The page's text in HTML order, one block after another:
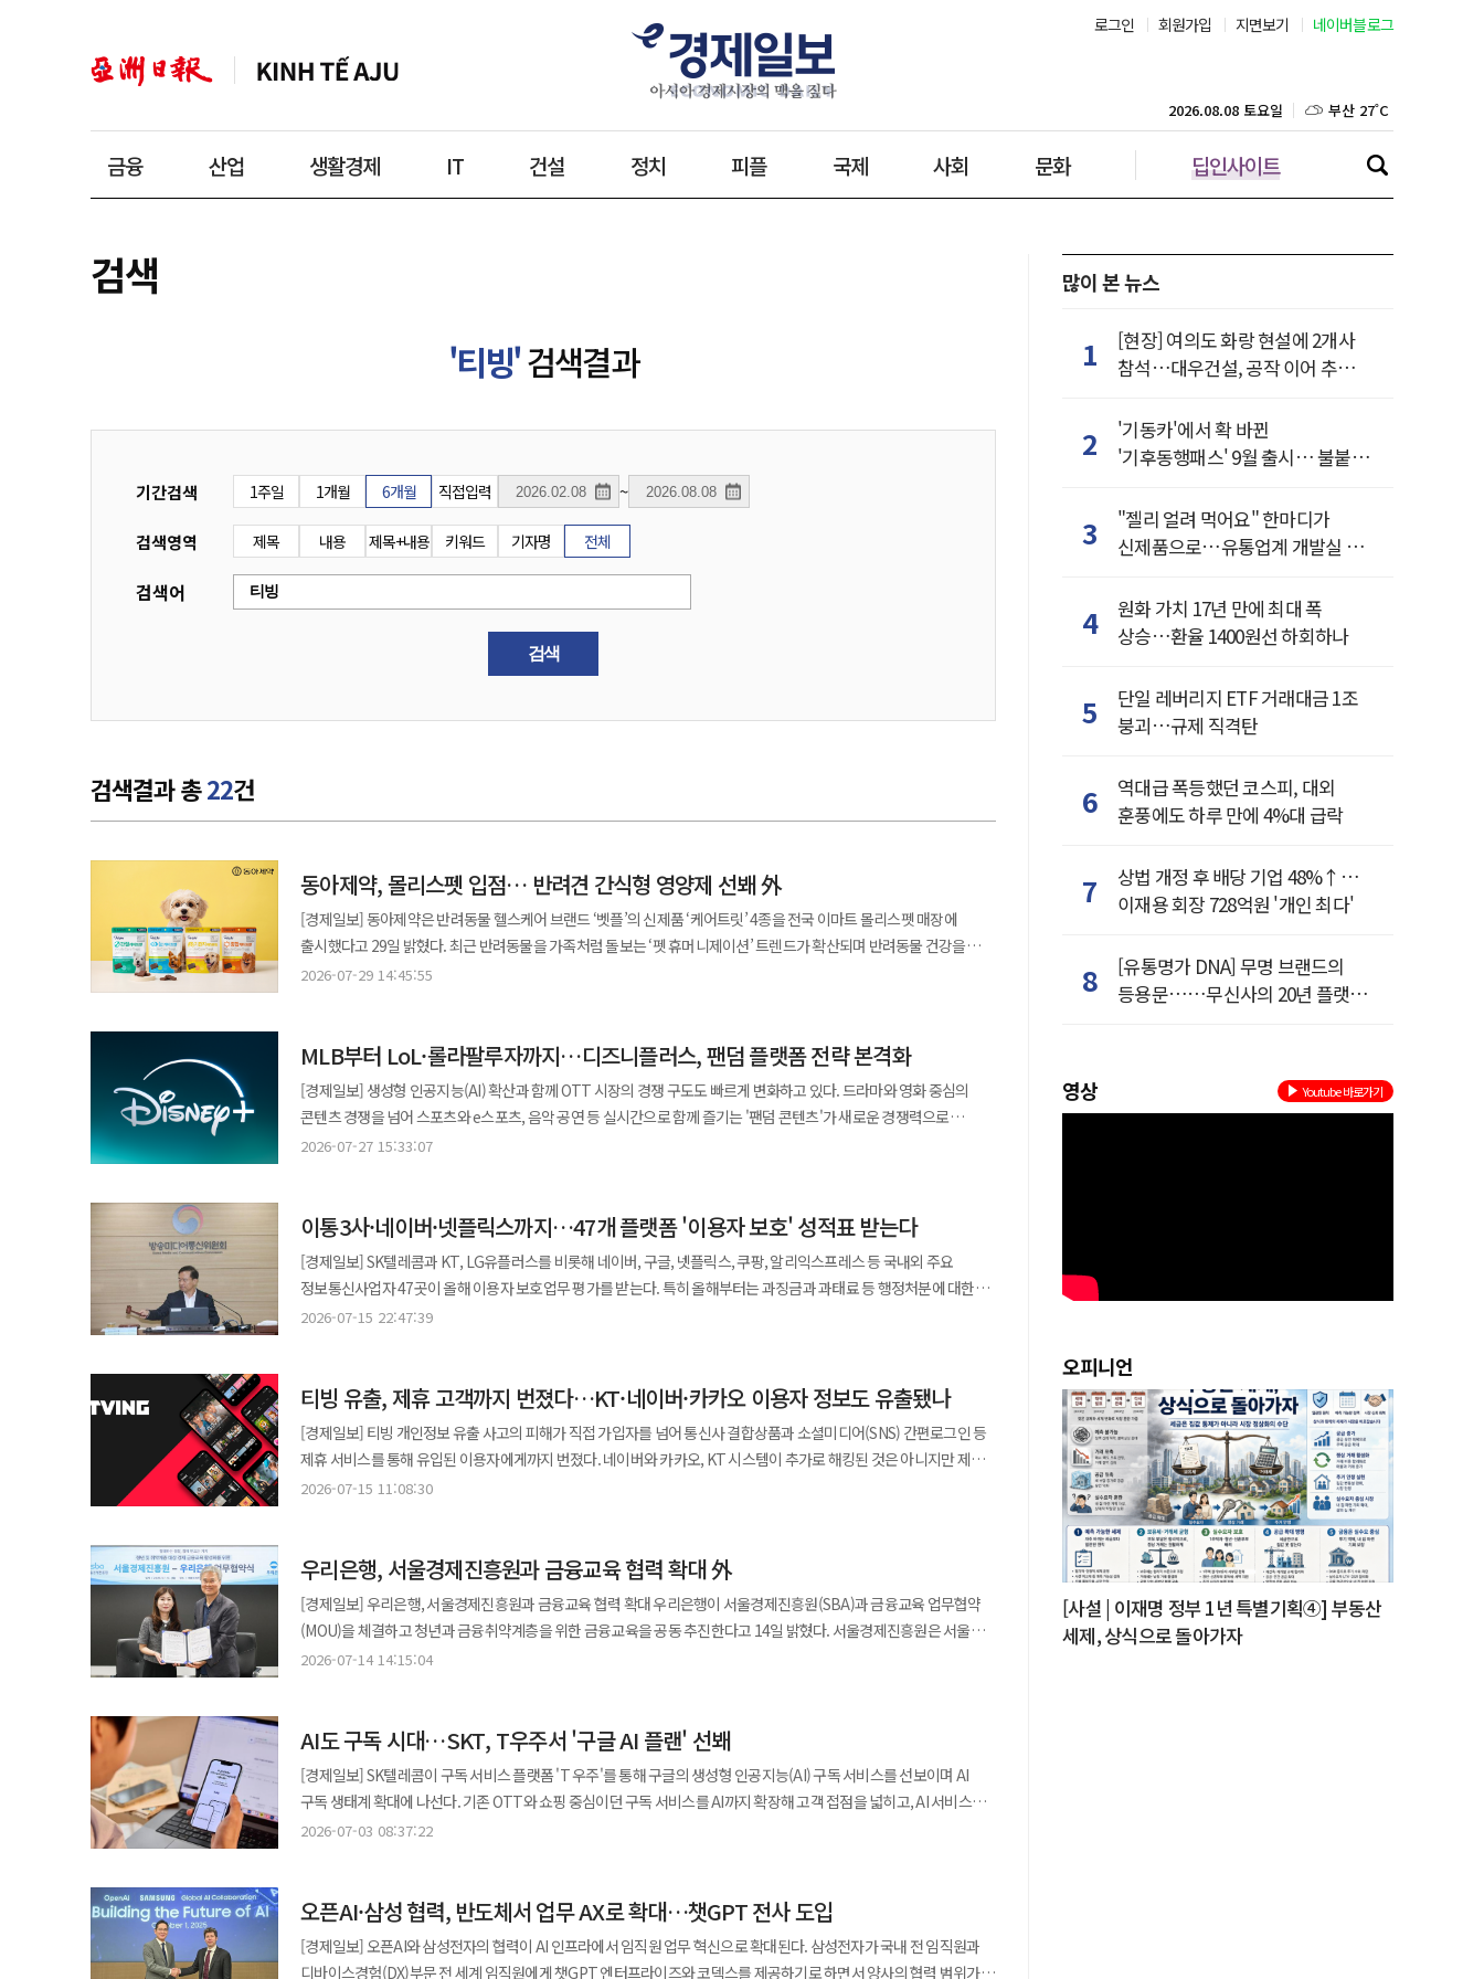
로그인 회원가입 지면보기 네이버블로그
금융 산업 생활경제 IT 건설 정치 피플 국제 사회 문화 딥인사이트
2026.08.08 토요일 대구 25˚C
인천 28˚C
울산 25˚C
검색
'티빙'검색결과
기간검색 1주일 1개월 6개월 직접입력 ~
검색영역 제목 내용 제목+내용 키워드 기자명 전체
검색어
검색
검색결과 총22건
​​​​​​​동아제약, 몰리스펫 입점… 반려견 간식형 영양제 선봬 外
[경제일보] 동아제약은 반려동물 헬스케어 브랜드 ‘벳플’의 신제품 ‘케어트릿’ 4종을 전국 이마트 몰리스펫 매장에
출시했다고 29일 밝혔다. 최근 반려동물을 가족처럼 돌보는 ‘펫 휴머니제이션’ 트렌드가 확산되며 반려동물 건강을
체계적으로 관리하려는 수요가 증가하고 있다. 이에 동아제약은 이마트 몰리스펫을 통해 소비자 접점을 확대했다. 벳플
삼백초, 브로멜라인, 도라지를 종합 제품은 비타민합제, 초유, 타우린을 함유했다. 전 제품에는 면역 특허원료
‘이뮤노힐’을 적용했으며 100% 국내 생산과 4 FREE 처방으로 안전성을 높였다. 또한 닭고기 기반 저키 타입과 개별
포장으로 기호성과 편의성을 강화했다. 동아제약은 “반려견 건강 관리를 쉽고 맛있게 돕기 위해 기획한 제품”이라며
“앞으로도 다양한 헰스케어 제품을 선보일 계획”이라고 말했다. ◆유한양행, 마그비 통합 광고 온에어…액상·캡슐 동시
공략 유한양행은 마그네슘 일반의약품 브랜드 ‘마그비’의 통합 광고 캠페인을 온에어했다고 29일 밝혔다. 이번 캠페인은
OTT(티빙), 옥외광고, 디지털 미디어 등 다양한 채널에서 전개되며 배우 곽시양이 모델로 참여했다. “필요할 때
마그비”를 콘셉트로 제형별로 적합한 복용 상황을 제시한다. 마그비맥스는 마그네슘과 비타민 B군 등을 고함량으로
담아 근육 경련, 피로, 결림 등 완화에 도움을 주며 마그비스피드는 빠른 흡수와 복용 편의성으로 고령층과 스포츠
활동층에서 호응을 얻고 있다. 유한양행은 이번 캠페인을 통해 마그비 브랜드 경쟁력을 강화하고 연매출 300억원
달성을 목표로 하고 있다. ◆동국제약 ‘마이팝 푸룬’, 출시 8일 만에 품절 동국제약은 다이소 전용 건강관리 음료 ‘마이팝
식이섬유가 풍부해 간편한 건강 관리에 적합하다. 다이소 최초의 푸룬주스로 헬시 플레저 트렌드와 맞물려 2040 여성층
중심으로 수요가 증가하고 있다. 동국제약은 향후 다이소 채널에 맞춘 웰니스 제품을 지속 확대할 계획이다. 한편
마이팝은 푸룬 외에도 홍삼, 매실 등 다양한 이중제형 음료 라인업으로 구성돼 있다.
2026-07-29 14:45:55
MLB부터 LoL·롤라팔루자까지…디즈니플러스, 팬덤 플랫폼 전략 본격화
[경제일보] 생성형 인공지능(AI) 확산과 함께 OTT 시장의 경쟁 구도도 빠르게 변화하고 있다. 드라마와 영화 중심의
콘텐츠 경쟁을 넘어 스포츠와 e스포츠, 음악 공연 등 실시간으로 함께 즐기는 '팬덤 콘텐츠'가 새로운 경쟁력으로
떠오르는 가운데, 디즈니플러스가 메이저리그 베이스볼(MLB)과 리그 오브 레전드(LoL), 글로벌 음악 페스티벌 등
등을 국내에서 선보인다고 밝혔다. 스포츠와 e스포츠, 음악 콘텐츠를 아우르는 실시간 콘텐츠를 통해 같은 관심사를
가진 팬들이 함께 즐길 수 있는 환경을 마련하고, 보다 풍성한 엔터테인먼트 경험을 제공한다는 전략으로 풀이된다. 최근
OTT 시장은 콘텐츠 경쟁의 무게 중심이 변화하고 있다. 단순히 얼마나 많은 오리지널 콘텐츠를 확보했는지를 넘어
스포츠와 공연 등 실시간으로 소비되는 콘텐츠를 얼마나 확보할 수 있는지가 중요한 경쟁 요소로 부상하고 있는 것이다.
팬들이 경기 결과와 공연 장면을 실시간으로 공유하고 함께 소비하는 문화가 확산되면서 팬덤 기반 라이브 콘텐츠가
티빙이 KBO 리그 중계, 쿠팡플레이가 잉글랜드 프리미어리그(EPL)를 앞세워 스포츠 팬덤을 확보하고 있다. OTT
시장이 영화와 드라마를 넘어 스포츠와 라이브 콘텐츠 경쟁으로 확장되고 있는 것이다. 이에 디즈니플러스 역시 해당
흐름에 맞춰 스포츠와 e스포츠, 음악을 아우르는 팬덤 콘텐츠 강화에 속도를 내고 있다. 앞서 디즈니플러스는 최근 일부
ESPN 콘텐츠 제공을 시작한 데 이어 스포티비와의 협약을 통해 MLB 라인업을 확대한다. 디즈니플러스는 오는
계획이다. 디즈니플러스는 MLB가 국내 야구 팬층의 높은 관심을 받고 있는 만큼 스포츠 팬덤 확보에도 긍정적인 효과를
거둘 것으로 전망하고 있다. e스포츠 콘텐츠 확대에도 나선다. 디즈니플러스는 한국e스포츠협회(KeSPA)와의 협업을
통해 국내 유일의 LoL 단기 컵 대회인 '2026 LoL KeSPA CUP' 전 경기를 글로벌 독점 생중계하고 있다. 지난 20일
등 다양한 볼거리도 제공한다. 글로벌 팬덤을 보유한 LoL 콘텐츠를 통해 국내는 물론 글로벌 이용자들과의 접점을
확대하겠다는 전략으로 분석된다. 음악 팬들을 위한 라이브 콘텐츠도 확대된다. 디즈니플러스는 지난달 보나루 뮤직 앤
아트 페스티벌 생중계에 이어 한국 시간 기준 오는 31일부터 내달 3일까지 미국 대형 음악 축제인 롤라팔루자를
선보인다. 이어 오는 10월 3일부터 5일까지는 오스틴 시티 리미츠 뮤직 페스티벌을 생중계할 예정이다. 세계적인
아티스트들이 참여하는 글로벌 음악 축제를 현장을 찾지 않고도 즐길 수 있도록 해 글로벌 음악 팬들에게 새로운 라이브
이용자들이 실시간으로 반응을 공유하고 함께 시청하는 특성이 강해 플랫폼에 대한 충성도를 높이는 효과가 크며, 같은
관심사를 가진 팬들이 콘텐츠를 중심으로 연결되면서 자연스럽게 커뮤니티와 팬덤이 형성되는 구조다. 디즈니플러스는
이번 콘텐츠 확대를 통해 실시간 팬덤 콘텐츠 경쟁력을 강화하고 차별화된 엔터테인먼트 경험을 제공해 나간다는
2026-07-27 15:33:07
이통3사·네이버·넷플릭스까지…47개 플랫폼 '이용자 보호' 성적표 받는다
[경제일보] SK텔레콤과 KT, LG유플러스를 비롯해 네이버, 구글, 넷플릭스, 쿠팡, 알리익스프레스 등 국내외 주요
정보통신사업자 47곳이 올해 이용자 보호업무 평가를 받는다. 특히 올해부터는 과징금과 과태료 등 행정처분에 대한
감점이 강화되고 실제 이용자 피해 사례가 평가에 더욱 직접 반영되면서 사업자의 이용자 보호 역량이 한층 엄격하게
이용자 피해 예방과 민원 처리, 서비스 개선 노력을 종합적으로 평가하는 제도다. ◆ 이통3사부터 구글·넷플릭스·
쿠팡까지…47개 사업자 대상 올해 평가 대상은 총 47개 사업자다. 기간통신사업자는 이동통신, 초고속인터넷, 알뜰폰
등 3개 분야 21개 기업이 포함됐다. 이동통신 분야에서는 SK텔레콤, KT, LG유플러스가 평가를 받는다. 초고속인터넷은
KT, LG유플러스, SK텔레콤, SK브로드밴드, LG헬로비전, 딜라이브, KT HCN, CMB가 대상이다. 알뜰폰 분야에서는
KT엠모바일, SK텔링크, LG헬로비전, 미디어로그, KT스카이라이프, KB국민은행, 프리텔레콤, 한국케이블텔레콤,
인스타그램, 페이스북, OTT는 유튜브, 넷플릭스, 티빙, 쿠팡플레이가 평가받는다. 쇼핑 분야는 쿠팡, 네이버스토어,
11번가, 알리익스프레스, 테무가 포함됐으며, 개인방송은 숲(SOOP)과 네이버 치지직, 배달은 배달의민족과 요기요,
모빌리티는 카카오모빌리티, 중고거래는 당근이 대상이다. 지난 2년 동안 시범평가를 받아온 아이즈비전과
알리익스프레스는 올해부터 본평가로 전환된다. 올해 평가는 기존보다 한층 강화된 기준이 적용된다. 방미통위는
이를 얼마나 신속하게 복구했는지를 중점적으로 들여다보겠다는 의미다. 평가 항목도 이용자 보호 관리체계, 법규 준수
실적, 피해 예방 활동, 이용자 의견 및 불만 처리, 이용자 보호 업무 등을 중심으로 구성된다. 여기에 이용자 만족도
조사에는 처음으로 주관식 설문을 도입해 실제 이용자 경험이 평가 결과에 보다 직접 반영되도록 했다. ◆ SKT 해킹·
보호 논란, AI 기반 서비스 확대 등 이용자 보호 중요성이 크게 부각된 상황이다. 방미통위가 사회적 이슈 반영 비중을
높인 것도 이 같은 환경 변화를 고려한 조치로 풀이된다. 이용자 보호 평가는 단순한 행정 절차가 아니다. 평가 결과가
우수한 사업자는 정부 표창을 받을 수 있으며 전기통신사업법에 따른 과징금 부과 시 매우 우수 등급은 최대 30%, 우수
2026-07-15 22:47:39
티빙 유출, 제휴 고객까지 번졌다…KT·네이버·카카오 이용자 정보도 유출됐나
[경제일보] 티빙 개인정보 유출 사고의 피해가 직접 가입자를 넘어 통신사 결합상품과 소셜미디어(SNS) 간편로그인 등
제휴 서비스를 통해 유입된 이용자에게까지 번졌다. 네이버와 카카오, KT 시스템이 추가로 해킹된 것은 아니지만 제휴
과정에서 티빙에 전달·저장된 정보가 함께 빠져나간 것으로 확인됐다. 특히 KT 개인정보 유출 사고의 보상으로 티빙
개인정보보호위원회로부터 받은 자료에 따르면 KT가 고객 보상 프로그램으로 제공한 티빙 이용권을 선택한 고객은
58만6000여명이다. 이 가운데 이용권을 티빙에 등록해 실제 사용한 41만6000여명의 정보가 이번 사고의 유출 대상에
포함됐다. ◆ 티빙 DB가 뚫리자 제휴 고객 정보도 함께 유출 현재까지 확인된 사고 원인은 티빙 이용자 정보를 저장한
데이터베이스(DB)에 대한 비인가 접근이다. 개인정보위가 공개한 유출 가능 항목은 아이디와 이름, 생년월일, 성별,
연계정보(CI), 중복가입확인정보(DI), 휴대전화번호, 이메일, 환불 계좌번호와 비밀번호 등이다. 일부 항목에는
이용자에게까지 확산된 이유는 서비스 가입 경로와 관계없이 이용에 필요한 정보가 최종적으로 티빙 DB에 저장됐기
때문이다. 네이버와 카카오 계정으로 간편 가입한 이용자는 티빙에 전달한 이름과 이메일, 휴대전화번호 등 본인확인
정보와 SNS 식별 아이디가 유출 대상에 포함됐다. 이는 네이버와 카카오의 로그인 시스템이나 계정 비밀번호가
뚫렸다는 의미는 아니다. 간편로그인 인증 권한은 각 플랫폼이 별도로 관리하고 티빙에는 이용자 식별과 서비스 제공에
필요한 정보가 저장된다. 따라서 이번 정보만으로 네이버·카카오 계정이 즉시 탈취되는 것은 아니지만, 다른 유출
저장하면 개인정보 사본이 다시 생긴다. 인증을 네이버나 카카오가 담당해도 티빙에 저장된 정보의 보안까지 자동으로
보장되는 것은 아니다. ◆ KT “개인정보 전달 안 해”…법적 책임과 고객 책임은 별개 KT는 이번 사고가 자사 시스템과
무관하다는 입장이다. KT가 티빙에 제공한 것은 고객이 직접 등록하는 무작위 이용권 코드로, 고객 개인정보를 티빙에
2026-07-15 11:08:30
우리은행, 서울경제진흥원과 금융교육 협력 확대 外
[경제일보] 우리은행, 서울경제진흥원과 금융교육 협력 확대 우리은행이 서울경제진흥원(SBA)과 금융교육 업무협약
(MOU)을 체결하고 청년과 금융취약계층을 위한 금융교육을 공동 추진한다고 14일 밝혔다. 서울경제진흥원은 서울시
대표 청년 자산형성 지원사업인 '서울 영테크' 운영기관이다. 우리은행은 이번 협약을 통해 서울 영테크 금융교육
계층별 맞춤형 금융교육과 온·오프라인 교육채널 운영, 금융교육 전문강사 지원, 교육 인프라 공유 등에 협력할
계획이다. 우리은행은 금융교육 전문인력을 활용해 △금융사기 예방 △신용관리 △자산관리 △소비·부채관리 등
실생활 중심의 금융교육을 제공한다. 교육 대상도 청년뿐 아니라 △자립청년 △은둔·고립청년 △한부모·미혼모 가정
△군 장병 △특성화고 학생 △발달장애인 등으로 확대할 예정이다. 우리은행 관계자는 "금융교육은 건강한 경제생활의
출발점"이라며 "서울경제진흥원과 협력을 통해 금융교육 사각지대를 해소하고 시민들의 안정적인 금융생활과 경제적
개인사업자 특화 신용카드로 카드 결제계좌를 사장님통장으로 연결해 사업 관련 입출금과 카드대금을 한 계좌에서
관리할 수 있도록 했다. 케이뱅크 사장님통장을 보유한 개인사업자는 케이뱅크 애플리케이션(앱)에서 발급 신청이
가능하다. 온라인 쇼핑과 멤버십, 디지털 콘텐츠 서비스 이용 시 결제금액의 10%를 M포인트로 적립한다. 국내외 모든
2026-07-14 14:15:04
AI도 구독 시대…SKT, T우주서 '구글 AI 플랜' 선봬
[경제일보] SK텔레콤이 구독 서비스 플랫폼 'T 우주'를 통해 구글의 생성형 인공지능(AI) 구독 서비스를 선보이며 AI
구독 생태계 확대에 나선다. 기존 OTT와 쇼핑 중심이던 구독 서비스를 AI까지 확장해 고객 접점을 넓히고, AI 서비스를
일상적으로 이용하는 환경을 구축하겠다는 전략으로 풀이된다. 3일 SK텔레콤은 T 우주에서 '구글 AI 플랜'을
기능을 보다 높은 사용량 한도와 함께 이용할 수 있는 구독 서비스다. 클라우드 스토리지 용량도 상품별로 확대
제공된다. 특히 엔트리 상품인 '구글 AI 플러스(400GB)'를 T 우주에서 단독 할인 판매하는 점이 특징이다. 엔트리급 AI
구독 상품을 국내 구독 플랫폼에서 제공하는 것은 처음으로, 생성형 AI를 처음 이용하는 고객의 진입장벽을 낮추는 데
2026-07-03 08:37:22
오픈AI·삼성 협력, 반도체서 업무 AX로 확대…챗GPT 전사 도입
[경제일보] 오픈AI와 삼성전자의 협력이 AI 인프라에서 임직원 업무 혁신으로 확대된다. 삼성전자가 국내 전 임직원과
디바이스경험(DX)부문 전 세계 임직원에게 챗GPT 엔터프라이즈와 코덱스를 제공하기로 하면서 양사의 협력 범위가
많이 본 뉴스
1
[현장] 여의도 화랑 현설에 2개사
참석…대우건설, 공작 이어 추가
2
'기동카'에서 확 바뀐
'기후동행패스' 9월 출시… 불붙은
3
"젤리 얼려 먹어요" 한마디가
신제품으로…유통업계 개발실 된
4
원화 가치 17년 만에 최대 폭
상승…환율 1400원선 하회하나
5
단일 레버리지 ETF 거래대금 1조
붕괴…규제 직격탄
6
역대급 폭등했던 코스피, 대외
훈풍에도 하루 만에 4%대 급락
7
상법 개정 후 배당 기업 48%↑…
이재용 회장 728억원 '개인 최다'
8
[유통명가 DNA] 무명 브랜드의
등용문……무신사의 20년 플랫폼
영상 Youtube 바로가기
오피니언
[사설 | 이재명 정부 1년 특별기획④] 부동산
세제, 상식으로 돌아가자